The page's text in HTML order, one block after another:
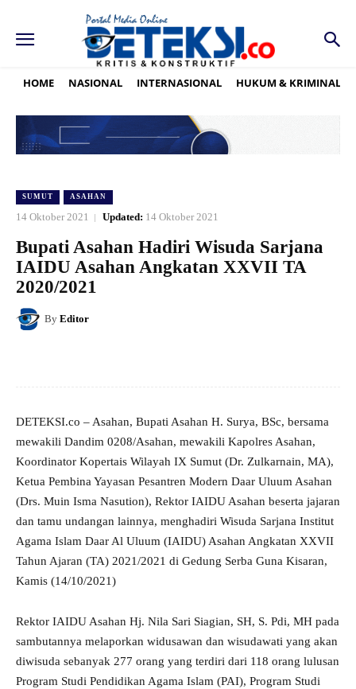
HOME NASIONAL INTERNASIONAL HUKUM & KRIMINAL
SUMUT ASAHAN
14 Oktober 2021 Updated: 14 Oktober 2021
Bupati Asahan Hadiri Wisuda Sarjana
IAIDU Asahan Angkatan XXVII TA
2020/2021
By Editor
DETEKSI.co – Asahan, Bupati Asahan H. Surya, BSc, bersama
mewakili Dandim 0208/Asahan, mewakili Kapolres Asahan,
Koordinator Kopertais Wilayah IX Sumut (Dr. Zulkarnain, MA),
Ketua Pembina Yayasan Pesantren Modern Daar Uluum Asahan
(Drs. Muin Isma Nasution), Rektor IAIDU Asahan beserta jajaran
dan tamu undangan lainnya, menghadiri Wisuda Sarjana Institut
Agama Islam Daar Al Uluum (IAIDU) Asahan Angkatan XXVII
Tahun Ajaran (TA) 2021/2021 di Gedung Serba Guna Kisaran,
Kamis (14/10/2021)
Rektor IAIDU Asahan Hj. Nila Sari Siagian, SH, S. Pdi, MH pada
sambutannya melaporkan widusawan dan wisudawati yang akan
diwisuda sebanyak 277 orang yang terdiri dari 118 orang lulusan
Program Studi Pendidikan Agama Islam (PAI), Program Studi